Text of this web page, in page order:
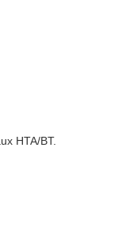
HTA/BT.